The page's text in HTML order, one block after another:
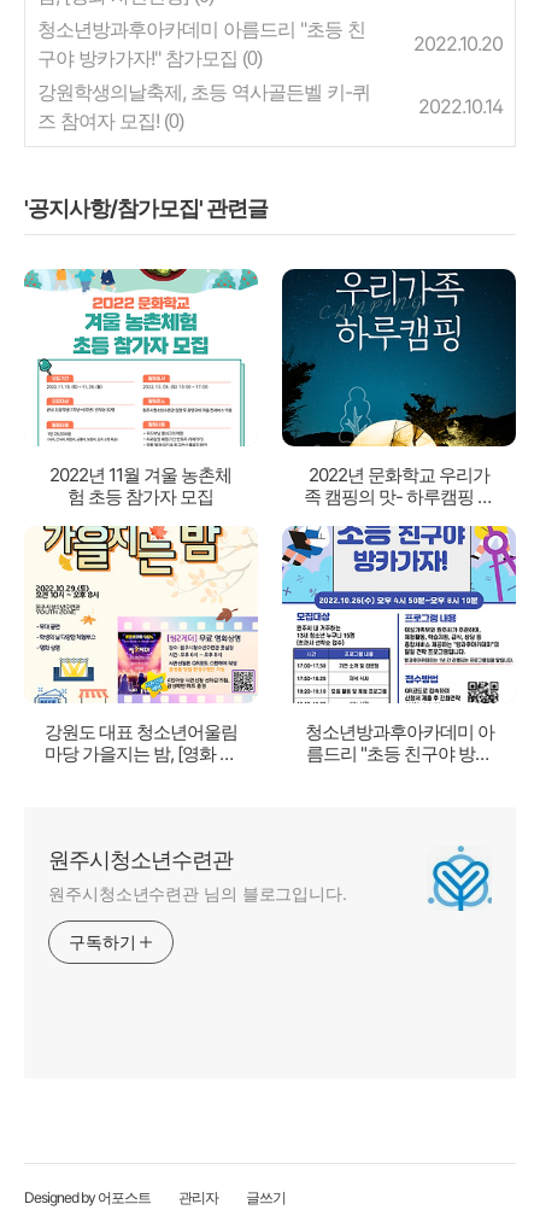
청소년방과후아카데미 아름드리 "초등 친
구야 방카가자!" 참가모집 (0)
2022.10.20
강원학생의날축제, 초등 역사골든벨 키-퀴
즈 참여자 모집! (0)
2022.10.14
'공지사항/참가모집' 관련글
2022년 11월 겨울 농촌체
험 초등 참가자 모집
2022년 문화학교 우리가
족 캠핑의 맛- 하루캠핑 참
강원도 대표 청소년어울림
마당 가을지는 밤, [영화 사
청소년방과후아카데미 아
름드리 "초등 친구야 방카
원주시청소년수련관
원주시청소년수련관 님의 블로그입니다.
구독하기
Designed by 어포스트 관리자 글쓰기